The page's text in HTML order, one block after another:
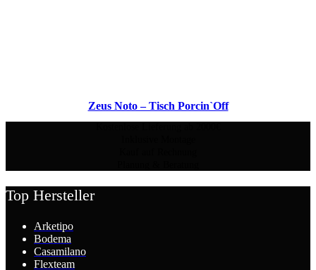
Zeus Noto – Tisch Porcin`Off
Top Hersteller
Arketipo
Bodema
Casamilano
Flexteam